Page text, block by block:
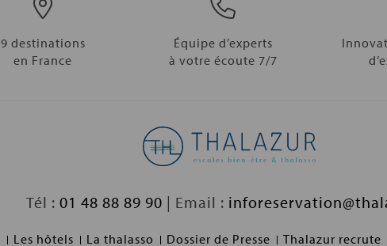
9 destinations
en France
Équipe d’experts
à votre écoute 7/7
Tél : 01 48 88 89 90 | Email :
Les hôtels La thalasso Dossier de Presse Thalazur recrute